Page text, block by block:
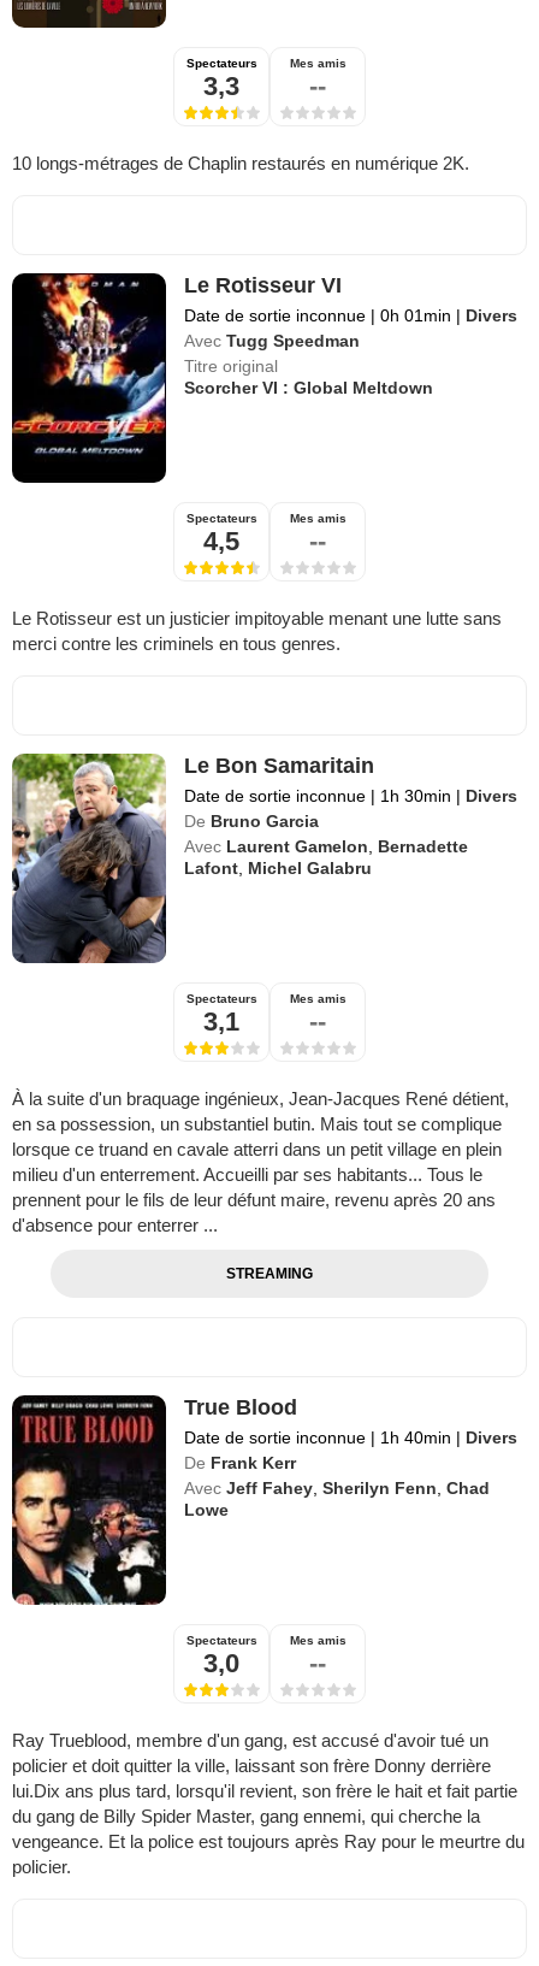
Spectateurs
3,3
Mes amis
--
10 longs-métrages de Chaplin restaurés en numérique 2K.
Le Rotisseur VI
Date de sortie inconnue | 0h 01min | Divers
Avec Tugg Speedman
Titre original
Scorcher VI : Global Meltdown
Spectateurs
4,5
Mes amis
--
Le Rotisseur est un justicier impitoyable menant une lutte sans
merci contre les criminels en tous genres.
Le Bon Samaritain
Date de sortie inconnue | 1h 30min | Divers
De Bruno Garcia
Avec Laurent Gamelon, Bernadette
Lafont, Michel Galabru
Spectateurs
3,1
Mes amis
--
À la suite d'un braquage ingénieux, Jean-Jacques René détient,
en sa possession, un substantiel butin. Mais tout se complique
lorsque ce truand en cavale atterri dans un petit village en plein
milieu d'un enterrement. Accueilli par ses habitants... Tous le
prennent pour le fils de leur défunt maire, revenu après 20 ans
d'absence pour enterrer ...
STREAMING
True Blood
Date de sortie inconnue | 1h 40min | Divers
De Frank Kerr
Avec Jeff Fahey,Sherilyn Fenn,Chad
Lowe
Spectateurs
3,0
Mes amis
--
Ray Trueblood, membre d'un gang, est accusé d'avoir tué un
policier et doit quitter la ville, laissant son frère Donny derrière
lui.Dix ans plus tard, lorsqu'il revient, son frère le hait et fait partie
du gang de Billy Spider Master, gang ennemi, qui cherche la
vengeance. Et la police est toujours après Ray pour le meurtre du
policier.